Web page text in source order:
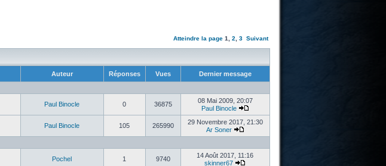
Atteindre la page 1 2 3 Suivant
Auteur Réponses Vues Dernier message
Paul Binocle 0 36875
08 Mai 2009, 20:07
Paul Binocle
Paul Binocle 105 265990
29 Novembre 2017, 21:30
Ar Soner
Pochel 1 9740
14 Août 2017, 11:16
skinner67